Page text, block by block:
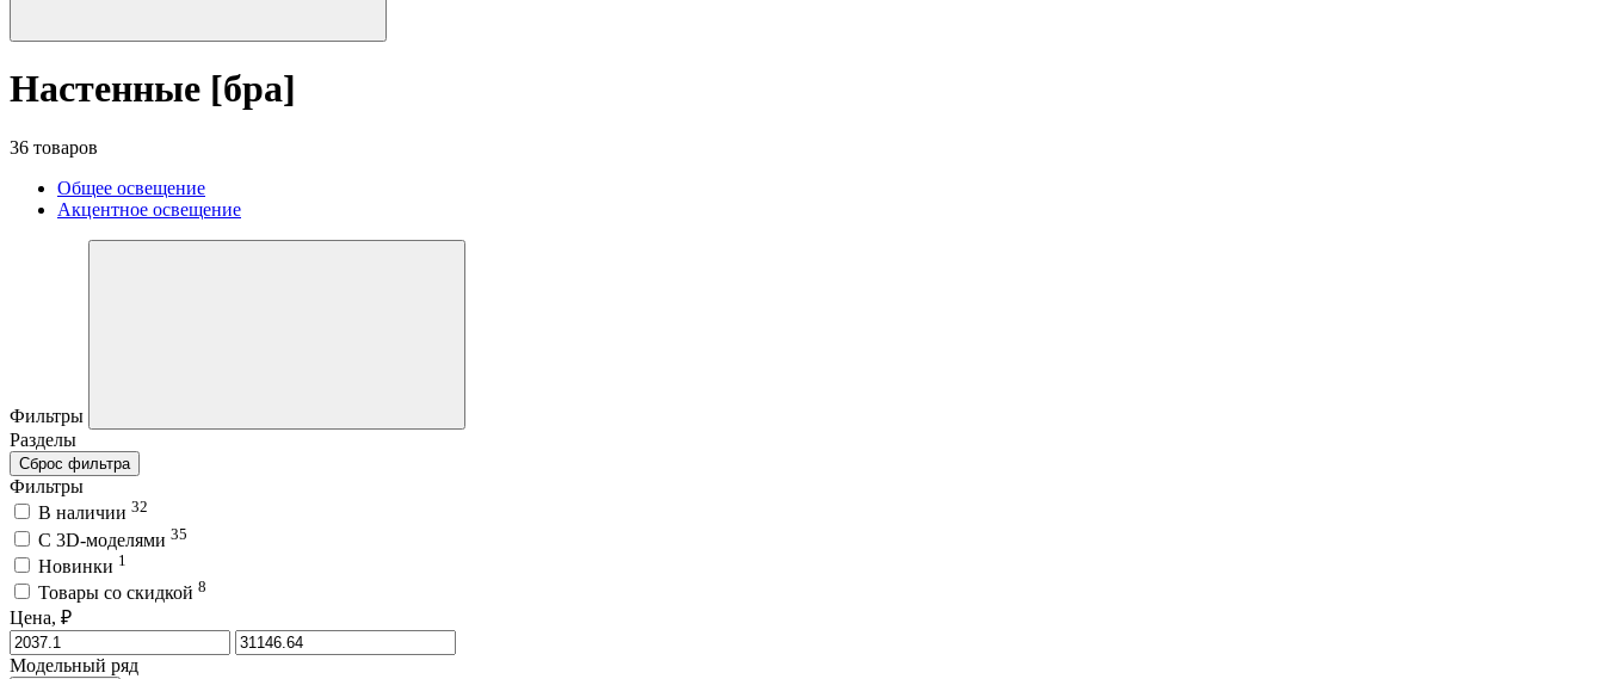
Настенные [бра]
36 товаров
Общее освещение
Акцентное освещение
Фильтры
Разделы
Сброс фильтра
Фильтры
В наличии 32
C 3D-моделями 35
Новинки 1
Товары со скидкой 8
Цена, ₽
Модельный ряд